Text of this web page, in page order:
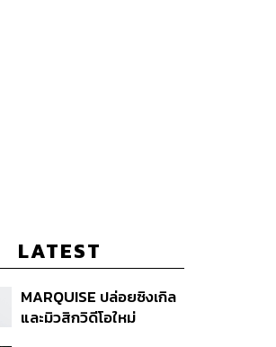
LATEST
MARQUISE ปล่อยซิงเกิล
และมิวสิกวิดีโอใหม่